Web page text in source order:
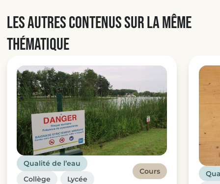
Les autres contenus sur la même
thématique
Qualité de l’eau
Collège
Lycée
Cours